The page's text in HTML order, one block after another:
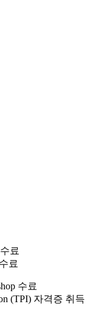
료
료
수료
(TPI) 자격증 취득